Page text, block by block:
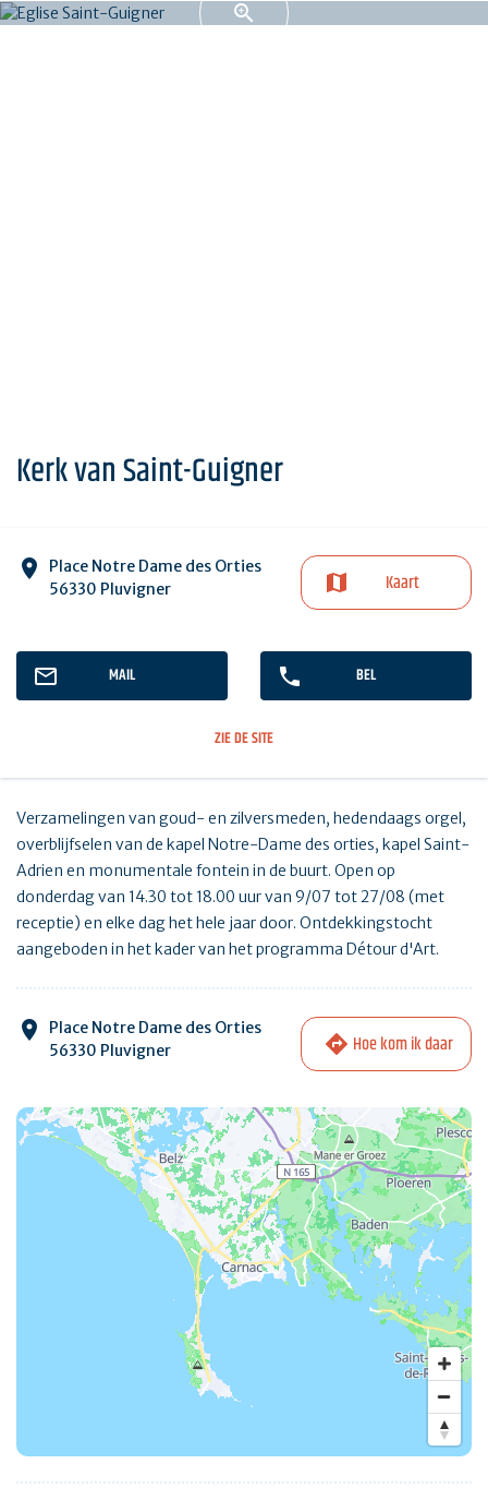
Kerk van Saint-Guigner
Place Notre Dame des Orties
56330 Pluvigner
Kaart
MAIL BEL
ZIE DE SITE
Verzamelingen van goud- en zilversmeden, hedendaags orgel,
overblijfselen van de kapel Notre-Dame des orties, kapel Saint-
Adrien en monumentale fontein in de buurt. Open op
donderdag van 14.30 tot 18.00 uur van 9/07 tot 27/08 (met
receptie) en elke dag het hele jaar door. Ontdekkingstocht
aangeboden in het kader van het programma Détour d'Art.
Place Notre Dame des Orties
56330 Pluvigner
Hoe kom ik daar